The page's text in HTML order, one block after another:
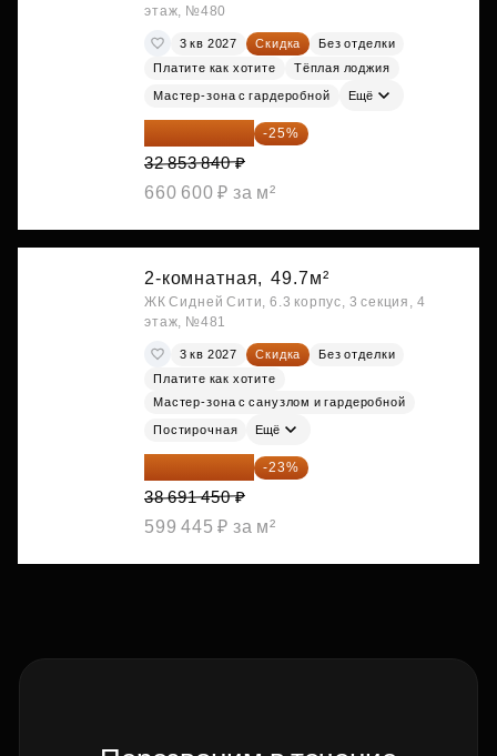
этаж, №480
3 кв 2027 Скидка
Без отделки
Платите как хотите
Тёплая лоджия
Мастер-зона с гардеробной Ещё
24 640 380 ₽ -25%
32 853 840 ₽
660 600 ₽ за м²
2-комнатная, 49.7м²
ЖК Сидней Сити, 6.3 корпус, 3 секция, 4
этаж, №481
3 кв 2027 Скидка
Без отделки
Платите как хотите
Мастер-зона с санузлом и гардеробной
Постирочная Ещё
29 792 417 ₽ -23%
38 691 450 ₽
599 445 ₽ за м²